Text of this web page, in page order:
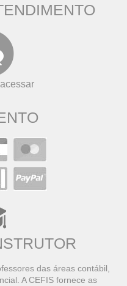
das áreas contábil,
A CEFIS fornece as